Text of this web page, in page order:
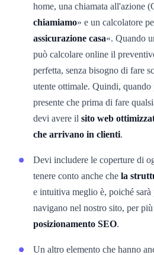
home, una chiamata all'azione
chiamiamo» e un calcolatore
assicurazione casa«. Quando
può calcolare online il
perfetta, senza bisogno di fare
utente ottimale. Quindi,
presente che prima di fare
devi avere il sito web
che arrivano in clienti.
Devi includere le coperture di
tenere conto anche che la
e intuitiva meglio è, poiché
navigano nel nostro sito, per
posizionamento SEO.
Un altro elemento che hanno